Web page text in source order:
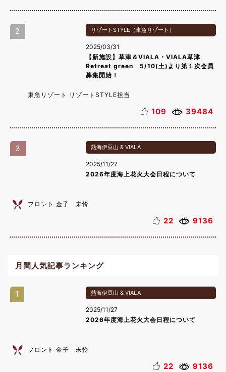
2 リゾートSTYLE（東急リゾート）
2025/03/31
【新施設】草津＆VIALA・VIALA草津
Retreat green 5/10(土)より第１次会員
募集開始！
東急リゾート リゾートSTYLE担当
109 39484
3 熱海伊豆山 & VIALA
2025/11/27
2026年度海上花火大会日程について
フロント 金子 未怜
22 9136
月間人気記事ランキング
1 熱海伊豆山 & VIALA
2025/11/27
2026年度海上花火大会日程について
フロント 金子 未怜
22 9136